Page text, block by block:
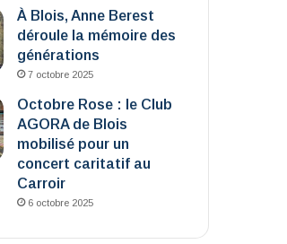
À Blois, Anne Berest
déroule la mémoire des
générations
7 octobre 2025
Octobre Rose : le Club
AGORA de Blois
mobilisé pour un
concert caritatif au
Carroir
6 octobre 2025